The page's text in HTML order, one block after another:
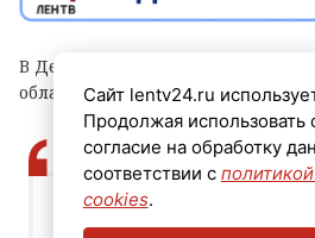
В День строителя правительство
области обратилось к жителям.
Сайт lentv24.ru
Продолжая использовать
согласие на обработку
соответствии с
cookies.